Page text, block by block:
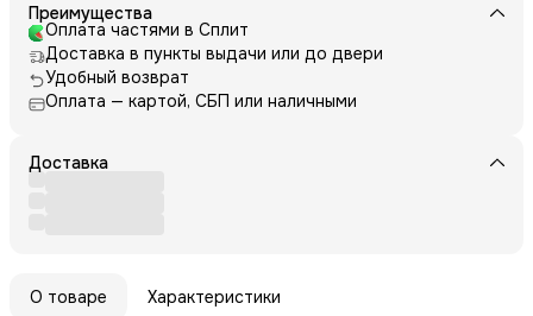
Преимущества
Оплата частями в Сплит
Доставка в пункты выдачи или до двери
Удобный возврат
Оплата — картой, СБП или наличными
Доставка
О товаре Характеристики